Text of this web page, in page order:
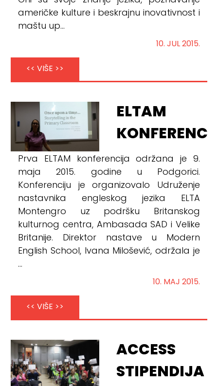
američke kulture i beskrajnu inovativnost i
maštu up...
10. JUL 2015.
<< VIŠE >>
ELTAM
Prva ELTAM konferencija održana je 9.
maja 2015. godine u Podgorici.
Konferenciju je organizovalo Udruženje
nastavnika engleskog jezika ELTA
Montengro uz podršku Britanskog
kulturnog centra, Ambasada SAD i Velike
Britanije. Direktor nastave u Modern
English School, Ivana Milošević, održala je
...
10. MAJ 2015.
<< VIŠE >>
ACCESS
STIPENDIJA